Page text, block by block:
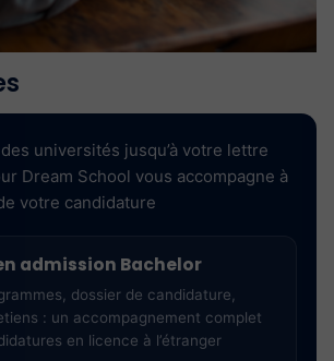
des universités jusqu’à votre lettre
Your Dream School vous accompagne à
de votre candidature.
en admission Bachelor
dossier de candidature,
: un accompagnement complet
en licence à l’étranger.